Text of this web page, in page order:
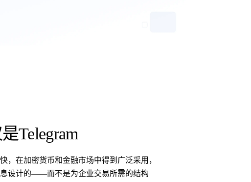
Telegram
，在加密货币和金融市场中得到广泛采用，
息设计的——而不是为企业交易所需的结构